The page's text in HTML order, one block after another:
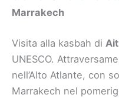
Marrakech
Visita alla kasbah di
UNESCO.
nell’Alto Atlante, con
Marrakech nel